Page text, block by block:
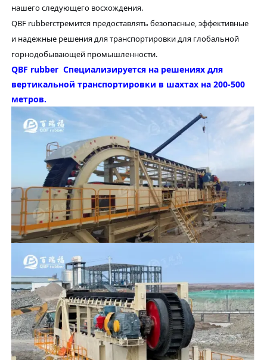
нашего следующего восхождения.
QBF rubberстремится предоставлять безопасные, эффективные
и надежные решения для транспортировки для глобальной
горнодобывающей промышленности.
QBF rubber Специализируется на решениях для
вертикальной транспортировки в шахтах на 200-500
метров.